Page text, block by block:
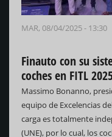
MAR, 08/04/2025 - 13:30
Finauto con su
coches en FITL
Massimo Bonanno,
equipo de Excelencias
carga es totalmente
(UNE), por lo cual, los